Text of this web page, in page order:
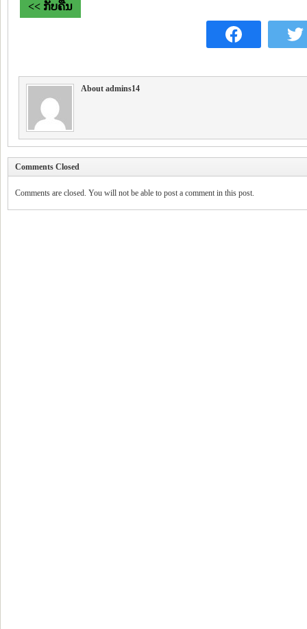
<< ກັບຄືນ
About admins14
Comments Closed
Comments are closed. You will not be able to post a comment in this post.